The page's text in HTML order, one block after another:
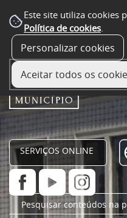
Este site utiliza cookies
Política de cookies.
Personalizar cookies
Aceitar todos os
SERVIÇOS ONLINE